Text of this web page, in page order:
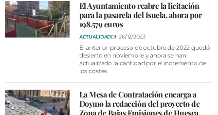
El Ayuntamiento reabre la licitación
para la pasarela del Isuela, ahora por
198.579 euros
ACTUALIDADDH26/12/2023
El anterior proceso de octubre de 2022 quedó
desierto en noviembre y ahora se han
actualizado la cantidad por el incremento de
los costes
La Mesa de Contratación encarga a
Doymo la redacción del proyecto de
Zona de Bajas Emisiones de Huesca